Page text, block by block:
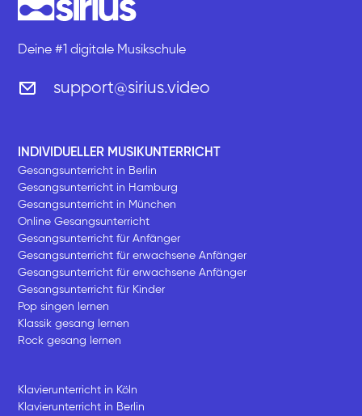
Deine #1 digitale Musikschule
support@sirius.video
INDIVIDUELLER MUSIKUNTERRICHT
Gesangsunterricht in Berlin
Gesangsunterricht in Hamburg
Gesangsunterricht in München
Online Gesangsunterricht
Gesangsunterricht für Anfänger
Gesangsunterricht für erwachsene Anfänger
Gesangsunterricht für erwachsene Anfänger
Gesangsunterricht für Kinder
Pop singen lernen
Klassik gesang lernen
Rock gesang lernen
Klavierunterricht in Köln
Klavierunterricht in Berlin